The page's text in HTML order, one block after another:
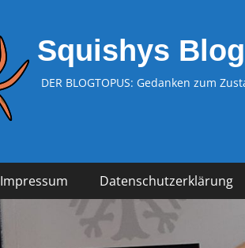
Squishys Blog
DER BLOGTOPUS: Gedanken zum
Impressum Datenschutzerklärung